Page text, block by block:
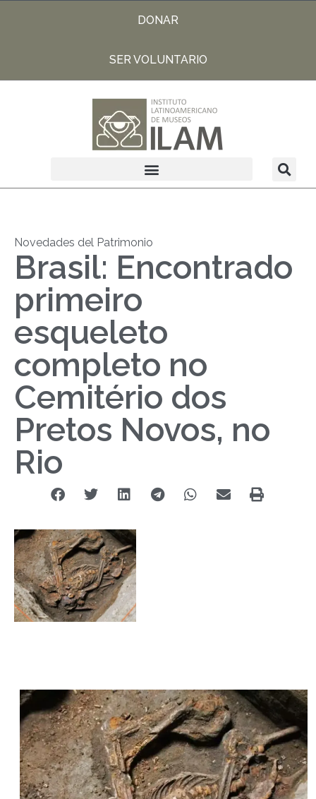
DONAR
SER VOLUNTARIO
Novedades del Patrimonio
Brasil: Encontrado
primeiro
esqueleto
completo no
Cemitério dos
Pretos Novos, no
Rio